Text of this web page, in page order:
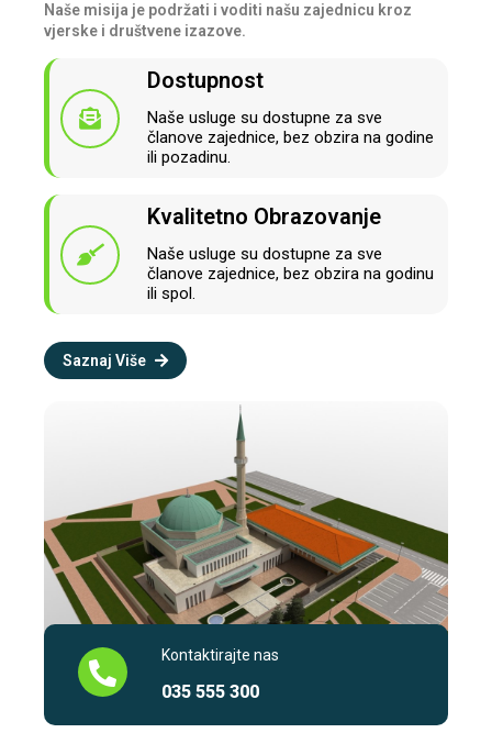
Kontaktirajte nas
035 555 300
Naše misija je podržati i voditi našu zajednicu kroz
vjerske i društvene izazove.
Dostupnost
Naše usluge su dostupne za sve
članove zajednice, bez obzira na godine
ili pozadinu.
Kvalitetno Obrazovanje
Naše usluge su dostupne za sve
članove zajednice, bez obzira na godinu
ili spol.
Saznaj Više